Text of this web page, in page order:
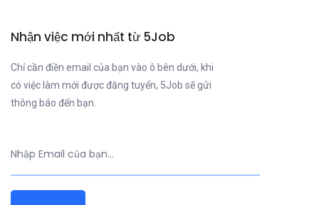
Nhận việc mới nhất từ 5Job
Chỉ cần điền email của bạn vào ô bên dưới, khi
có việc làm mới được đăng tuyển, 5Job sẽ gửi
thông báo đến bạn.